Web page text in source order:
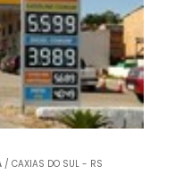
/ CAXIAS DO SUL - RS